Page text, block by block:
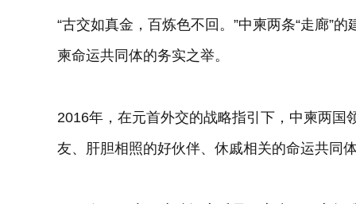
“古交如真金，百炼色不回。”中柬两条“走廊”
柬命运共同体的务实之举。
2016年，在元首外交的战略指引下，中柬两
友、肝胆相照的好伙伴、休戚相关的命运共同